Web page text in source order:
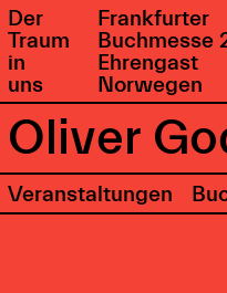
Der
Traum
in
uns
Frankfurter
Buchmesse
Ehrengast
Norwegen
Oliver
Veranstaltungen